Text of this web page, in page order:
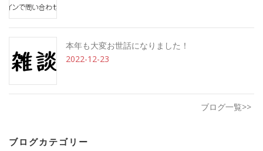
本年も大変お世話になりました！
2022-12-23
ブログ一覧>>
ブログカテゴリー